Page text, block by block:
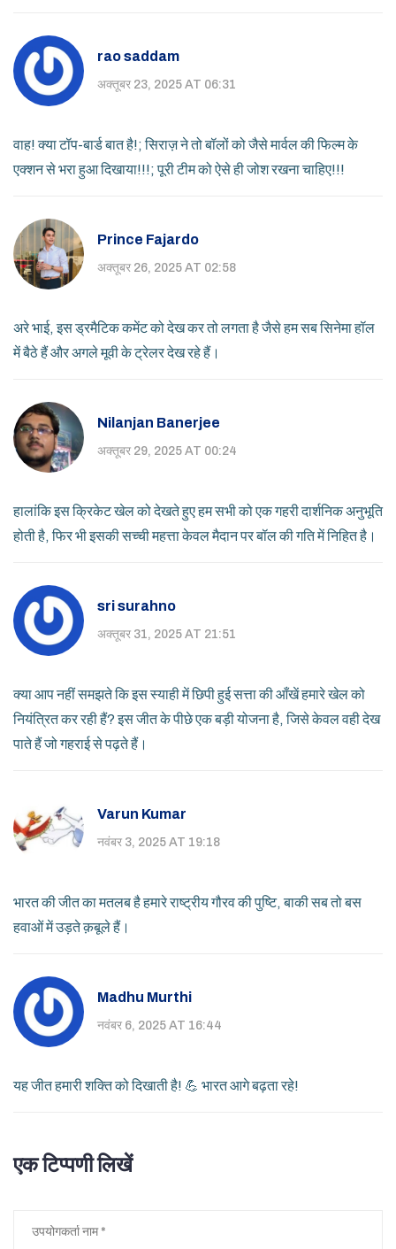
rao saddam
अक्तूबर 23, 2025 AT 06:31
वाह! क्या टॉप-बार्ड बात है!; सिराज़ ने तो बॉलों को जैसे मार्वल की फिल्म के
एक्शन से भरा हुआ दिखाया!!!; पूरी टीम को ऐसे ही जोश रखना चाहिए!!!
Prince Fajardo
अक्तूबर 26, 2025 AT 02:58
अरे भाई, इस ड्रमैटिक कमेंट को देख कर तो लगता है जैसे हम सब सिनेमा हॉल
में बैठे हैं और अगले मूवी के ट्रेलर देख रहे हैं।
Nilanjan Banerjee
अक्तूबर 29, 2025 AT 00:24
हालांकि इस क्रिकेट खेल को देखते हुए हम सभी को एक गहरी दार्शनिक अनुभूति
होती है, फिर भी इसकी सच्ची महत्ता केवल मैदान पर बॉल की गति में निहित है।
sri surahno
अक्तूबर 31, 2025 AT 21:51
क्या आप नहीं समझते कि इस स्याही में छिपी हुई सत्ता की आँखें हमारे खेल को
नियंत्रित कर रही हैं? इस जीत के पीछे एक बड़ी योजना है, जिसे केवल वही देख
पाते हैं जो गहराई से पढ़ते हैं।
Varun Kumar
नवंबर 3, 2025 AT 19:18
भारत की जीत का मतलब है हमारे राष्ट्रीय गौरव की पुष्टि, बाकी सब तो बस
हवाओं में उड़ते क़बूले हैं।
Madhu Murthi
नवंबर 6, 2025 AT 16:44
यह जीत हमारी शक्ति को दिखाती है! 💪 भारत आगे बढ़ता रहे!
एक टिप्पणी लिखें